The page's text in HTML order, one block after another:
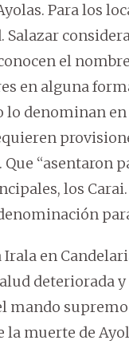
Para los
el
en alguna
lo denominan
“asentaron
los
en
deteriorada
mando
muerte de